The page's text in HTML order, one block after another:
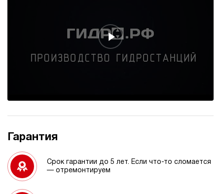
Гарантия
Срок гарантии до 5 лет. Если что-то сломается
— отремонтируем